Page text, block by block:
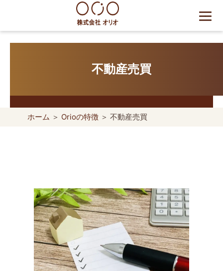
content
世田谷区の相続・空き家・借
却・買取は株式会社Orio
不動産売買
ホーム ＞ Orioの特徴 ＞ 不動産売買